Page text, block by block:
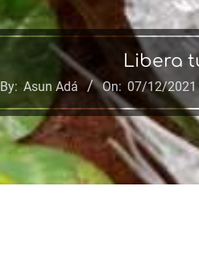
Libera
By: Asun Adá On: 07/12/2021